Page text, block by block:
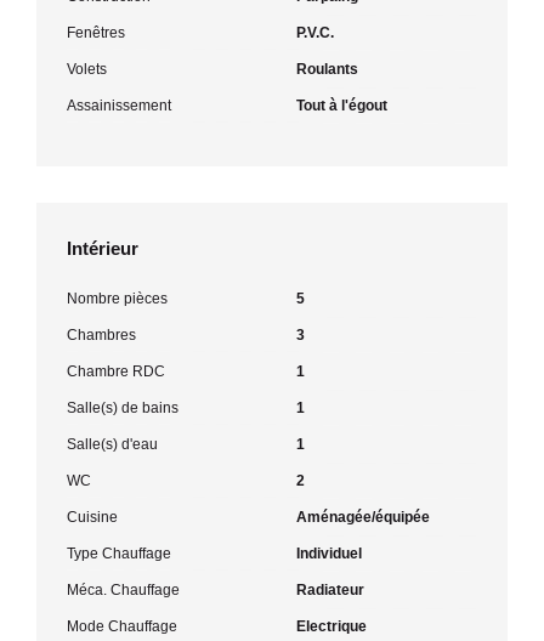
Fenêtres P.V.C.
Volets Roulants
Assainissement Tout à l'égout
Intérieur
Nombre pièces 5
Chambres 3
Chambre RDC 1
Salle(s) de bains 1
Salle(s) d'eau 1
WC 2
Cuisine Aménagée/équipée
Type Chauffage Individuel
Méca. Chauffage Radiateur
Mode Chauffage Electrique